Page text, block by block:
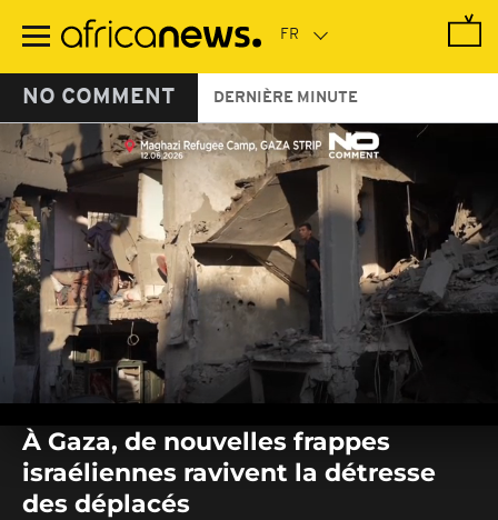
contenu
NO COMMENT DERNIÈRE MINUTE
seconds
seconds
À Gaza, de nouvelles frappes
israéliennes ravivent la détresse
des déplacés